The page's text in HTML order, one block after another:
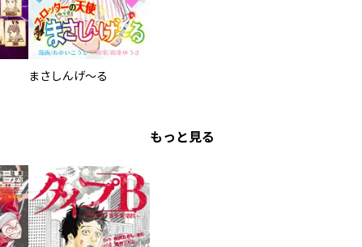
まさしんげ～る
もっと見る